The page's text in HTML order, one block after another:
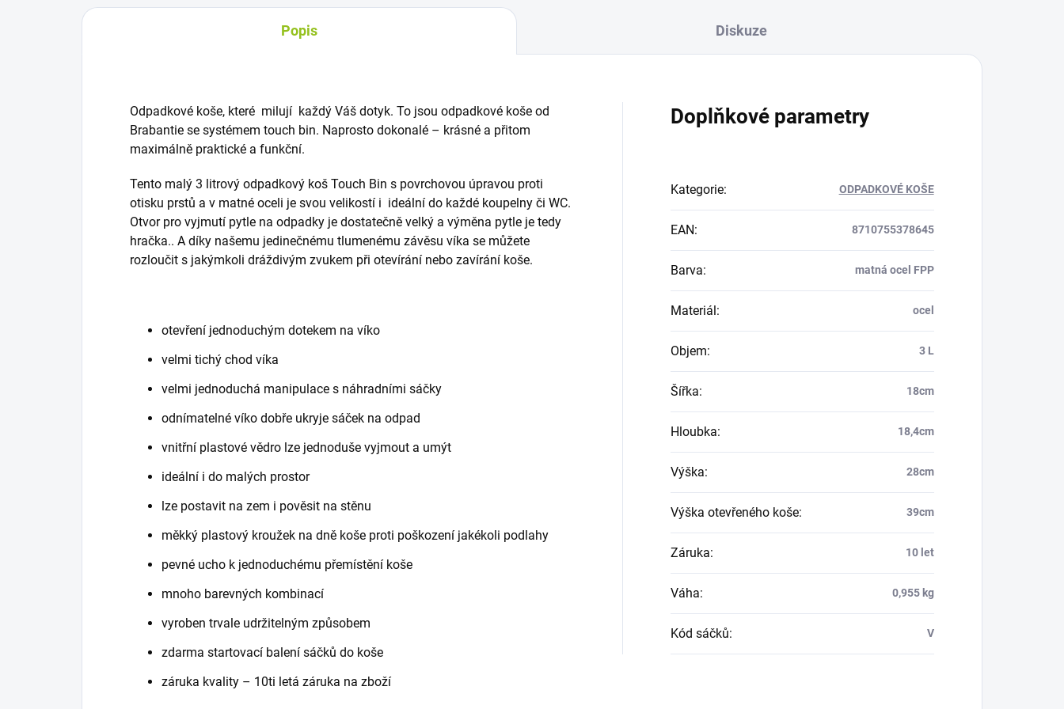
Popis Diskuze
Odpadkové koše, které milují každý Váš dotyk. To jsou odpadkové koše od
Brabantie se systémem touch bin. Naprosto dokonalé – krásné a přitom
maximálně praktické a funkční.
Tento malý 3 litrový odpadkový koš Touch Bin s povrchovou úpravou proti
otisku prstů a v matné oceli je svou velikostí i ideální do každé koupelny či WC.
Otvor pro vyjmutí pytle na odpadky je dostatečně velký a výměna pytle je tedy
hračka.. A díky našemu jedinečnému tlumenému závěsu víka se můžete
rozloučit s jakýmkoli dráždivým zvukem při otevírání nebo zavírání koše.
otevření jednoduchým dotekem na víko
velmi tichý chod víka
velmi jednoduchá manipulace s náhradními sáčky
odnímatelné víko dobře ukryje sáček na odpad
vnitřní plastové vědro lze jednoduše vyjmout a umýt
ideální i do malých prostor
lze postavit na zem i pověsit na stěnu
měkký plastový kroužek na dně koše proti poškození jakékoli podlahy
pevné ucho k jednoduchému přemístění koše
mnoho barevných kombinací
vyroben trvale udržitelným způsobem
zdarma startovací balení sáčků do koše
záruka kvality – 10ti letá záruka na zboží
Doplňkové parametry
Kategorie: ODPADKOVÉ KOŠE
EAN: 8710755378645
Barva: matná ocel FPP
Materiál : ocel
Objem: 3 L
Šířka: 18cm
Hloubka: 18,4cm
Výška: 28cm
Výška otevřeného koše: 39cm
Záruka: 10 let
Váha: 0,955 kg
Kód sáčků: V